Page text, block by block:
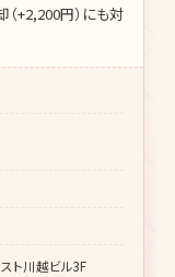
（+2,200円）にも対
ト川越ビル3F